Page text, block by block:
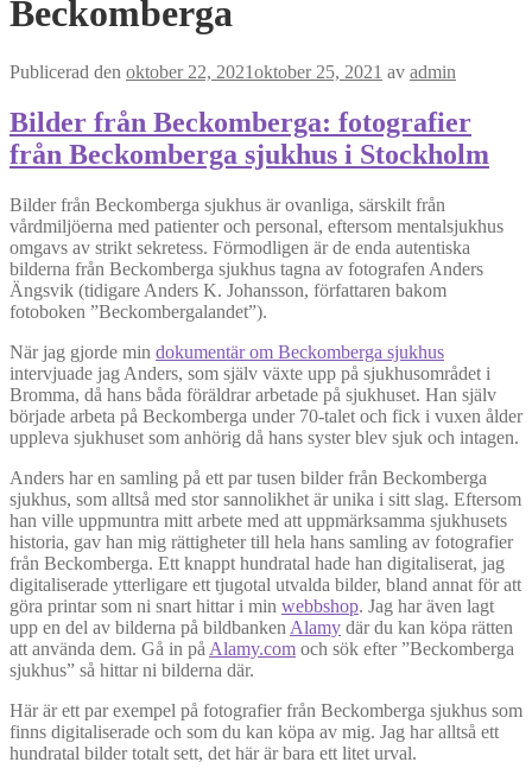
Beckomberga
Publicerad den oktober 22, 2021oktober 25, 2021 av admin
Bilder från Beckomberga: fotografier
från Beckomberga sjukhus i Stockholm
Bilder från Beckomberga sjukhus är ovanliga, särskilt från
vårdmiljöerna med patienter och personal, eftersom mentalsjukhus
omgavs av strikt sekretess. Förmodligen är de enda autentiska
bilderna från Beckomberga sjukhus tagna av fotografen Anders
Ängsvik (tidigare Anders K. Johansson, författaren bakom
fotoboken ”Beckombergalandet”).
När jag gjorde min dokumentär om Beckomberga sjukhus
intervjuade jag Anders, som själv växte upp på sjukhusområdet i
Bromma, då hans båda föräldrar arbetade på sjukhuset. Han själv
började arbeta på Beckomberga under 70-talet och fick i vuxen ålder
uppleva sjukhuset som anhörig då hans syster blev sjuk och intagen.
Anders har en samling på ett par tusen bilder från Beckomberga
sjukhus, som alltså med stor sannolikhet är unika i sitt slag. Eftersom
han ville uppmuntra mitt arbete med att uppmärksamma sjukhusets
historia, gav han mig rättigheter till hela hans samling av fotografier
från Beckomberga. Ett knappt hundratal hade han digitaliserat, jag
digitaliserade ytterligare ett tjugotal utvalda bilder, bland annat för att
göra printar som ni snart hittar i min webbshop. Jag har även lagt
upp en del av bilderna på bildbanken Alamy där du kan köpa rätten
att använda dem. Gå in på Alamy.com och sök efter ”Beckomberga
sjukhus” så hittar ni bilderna där.
Här är ett par exempel på fotografier från Beckomberga sjukhus som
finns digitaliserade och som du kan köpa av mig. Jag har alltså ett
hundratal bilder totalt sett, det här är bara ett litet urval.